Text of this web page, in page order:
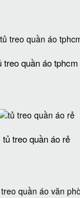
treo quần áo tphcm
tủ treo quần áo rẻ